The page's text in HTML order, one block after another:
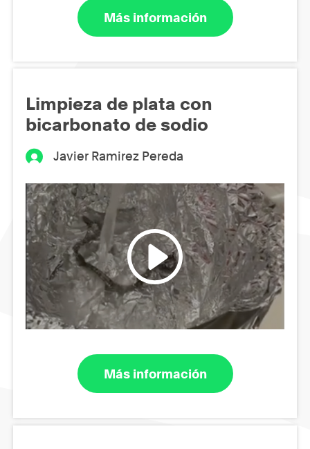
Más información
Limpieza de plata con
bicarbonato de sodio
Javier Ramirez Pereda
Más información